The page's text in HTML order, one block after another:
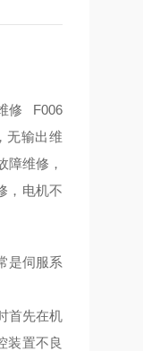
修 F006
无输出维
障维修，
，电机不
是伺服系
首先在机
装置不良